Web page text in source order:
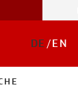
DE/EN